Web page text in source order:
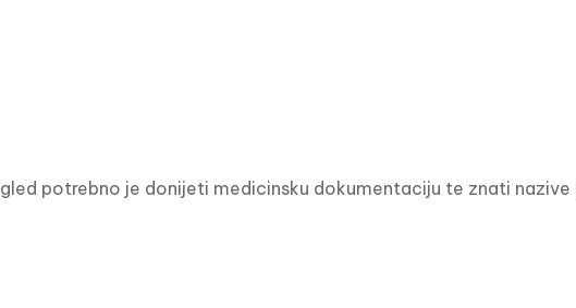
potrebno je donijeti medicinsku dokumentaciju te znati